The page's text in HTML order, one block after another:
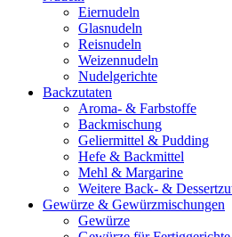
Eiernudeln
Glasnudeln
Reisnudeln
Weizennudeln
Nudelgerichte
Backzutaten
Aroma- & Farbstoffe
Backmischung
Geliermittel & Pudding
Hefe & Backmittel
Mehl & Margarine
Weitere Back- &
Gewürze & Gewürzmischungen
Gewürze